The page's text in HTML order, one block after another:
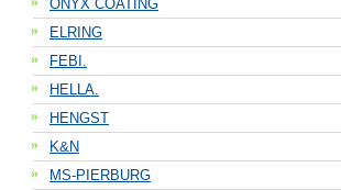
ONYX COATING
ELRING
FEBI.
HELLA.
HENGST
K&N
MS-PIERBURG